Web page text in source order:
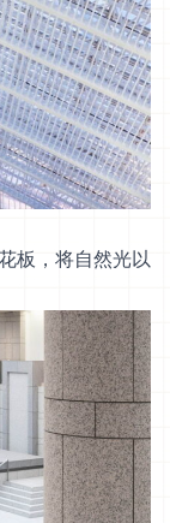
板，将自然光以